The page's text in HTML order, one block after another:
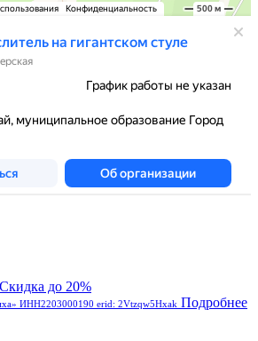
до 20%
ИНН2203000190 erid: 2Vtzqw5Hxak Подробнее